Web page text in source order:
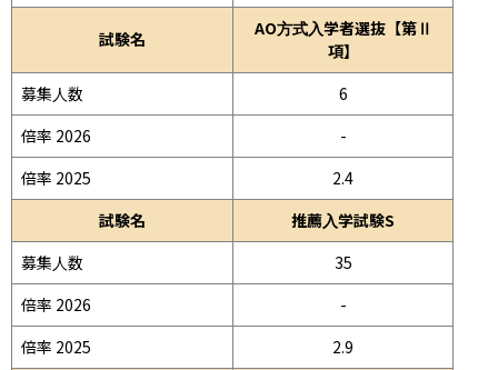
試験名
AO方式入学者選抜【第Ⅱ
項】
募集人数
6
倍率 2026
-
倍率 2025
2.4
試験名
推薦入学試験S
募集人数
35
倍率 2026
-
倍率 2025
2.9